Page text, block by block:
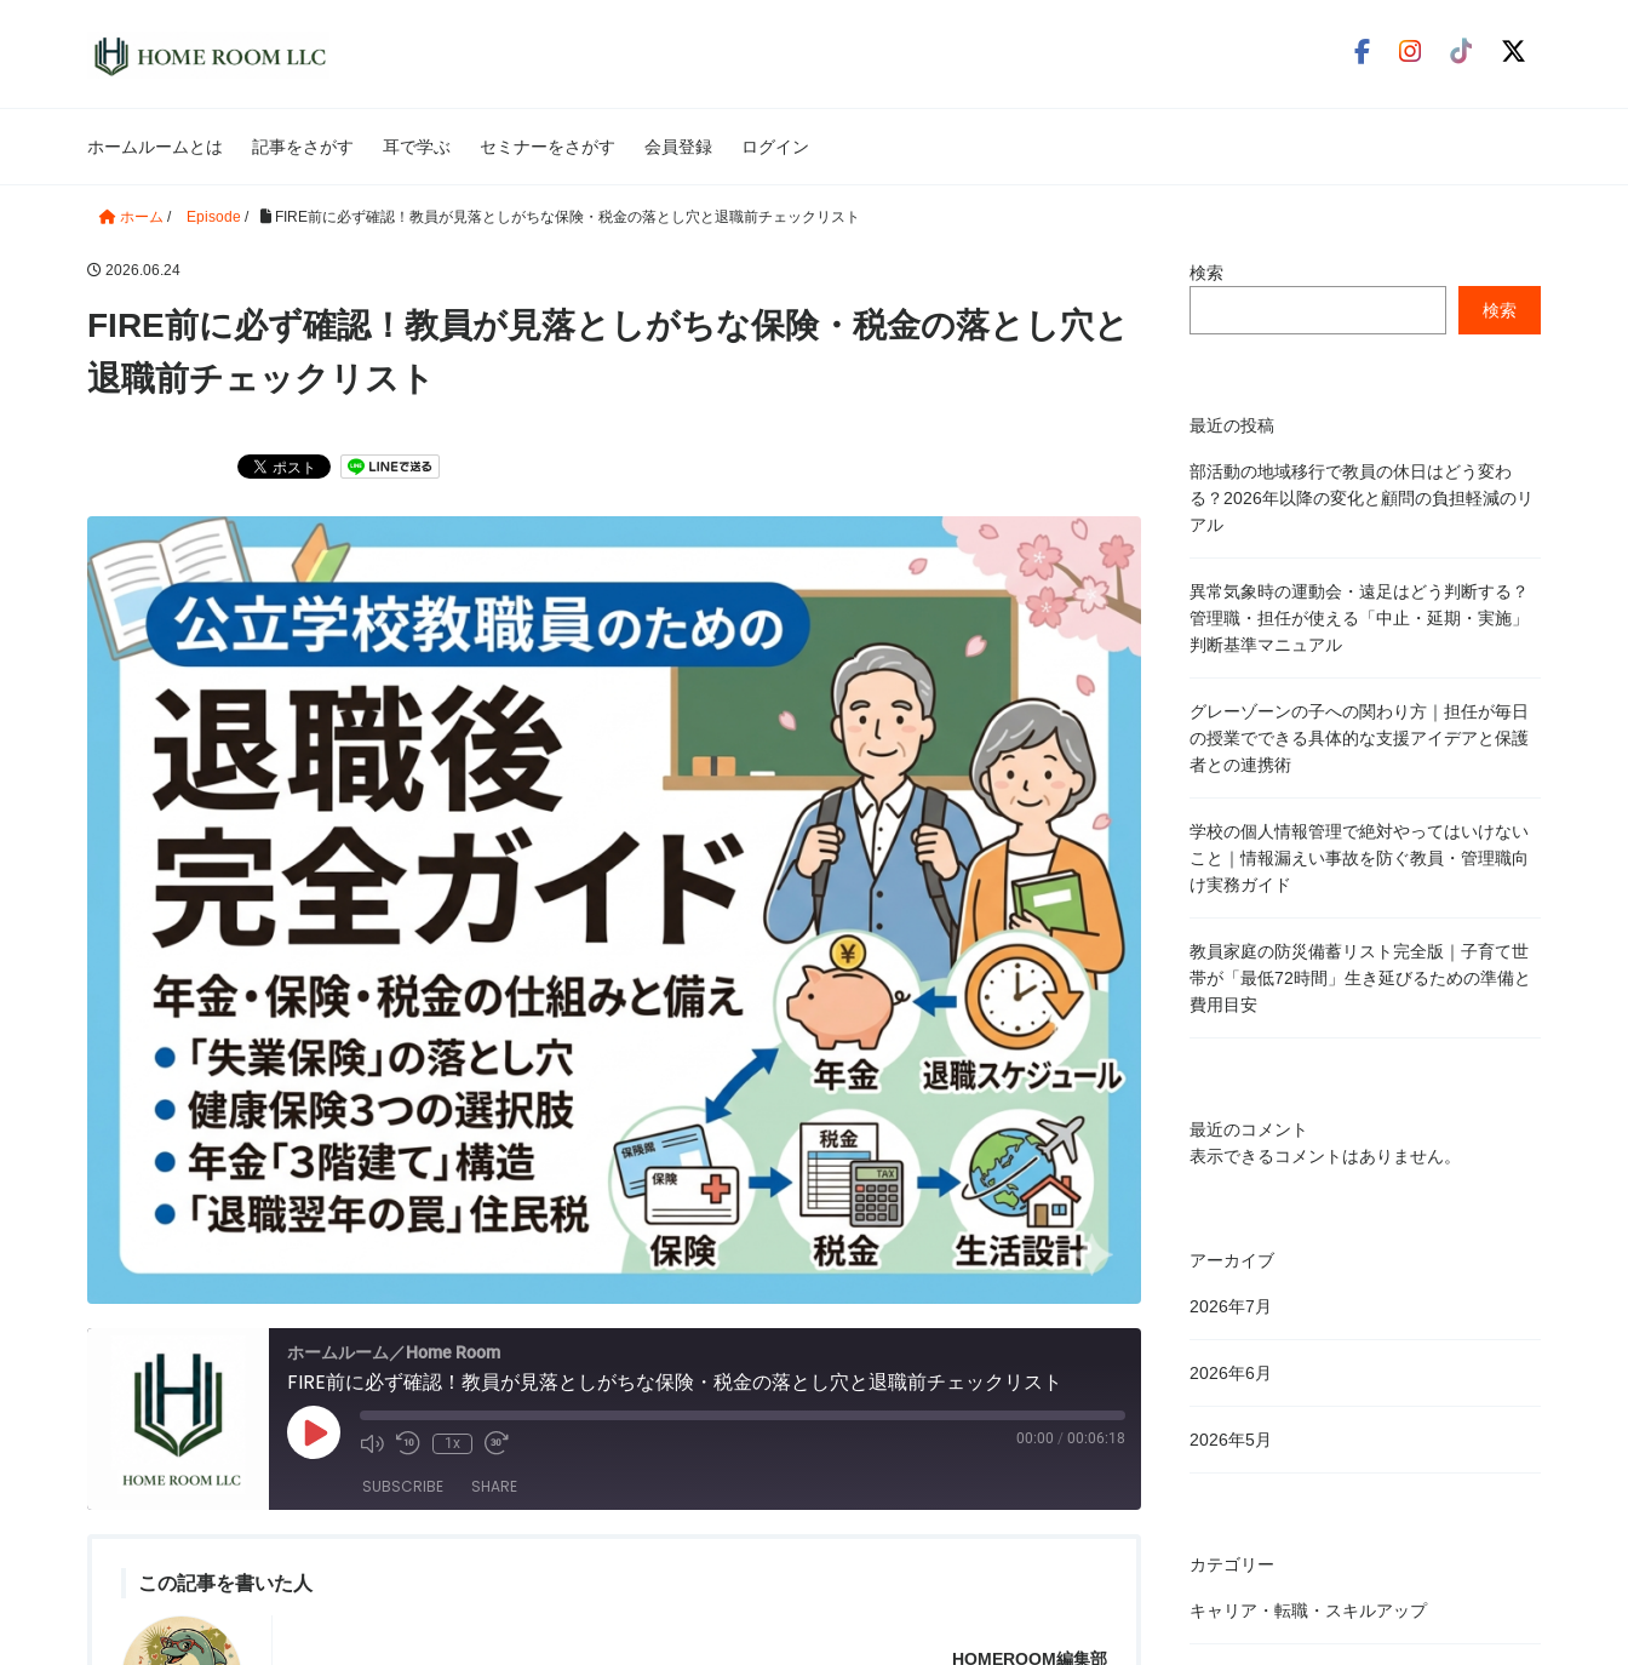
ホームルームとは 記事をさがす 耳で学ぶ セミナーをさがす 会員登録 ログイン
ホーム / Episode / FIRE前に必ず確認！教員が見落としがちな保険・税金の落とし穴と退職前チェックリスト
2026.06.24
FIRE前に必ず確認！教員が見落としがちな保険・税金の落とし穴と
退職前チェックリスト
ホームルーム／Home Room
FIRE前に必ず確認！教員が見落としがちな保険・税金の落とし穴と退職前チェックリスト
Play
Episode
1x 00:00 / 00:06:18
SUBSCRIBE SHARE
RSS FEED
EMBED
この記事を書いた人
HOMEROOM編集部
検索
検索
最近の投稿
部活動の地域移行で教員の休日はどう変わ
る？2026年以降の変化と顧問の負担軽減のリ
アル
異常気象時の運動会・遠足はどう判断する？
管理職・担任が使える「中止・延期・実施」
判断基準マニュアル
グレーゾーンの子への関わり方｜担任が毎日
の授業でできる具体的な支援アイデアと保護
者との連携術
学校の個人情報管理で絶対やってはいけない
こと｜情報漏えい事故を防ぐ教員・管理職向
け実務ガイド
教員家庭の防災備蓄リスト完全版｜子育て世
帯が「最低72時間」生き延びるための準備と
費用目安
最近のコメント
表示できるコメントはありません。
アーカイブ
2026年7月
2026年6月
2026年5月
カテゴリー
キャリア・転職・スキルアップ